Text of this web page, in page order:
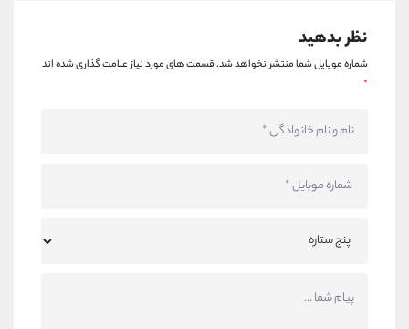
نظر بدهید
شماره موبایل شما منتشر نخواهد شد.قسمت های مورد نیاز علامت گذاری شده اند
*